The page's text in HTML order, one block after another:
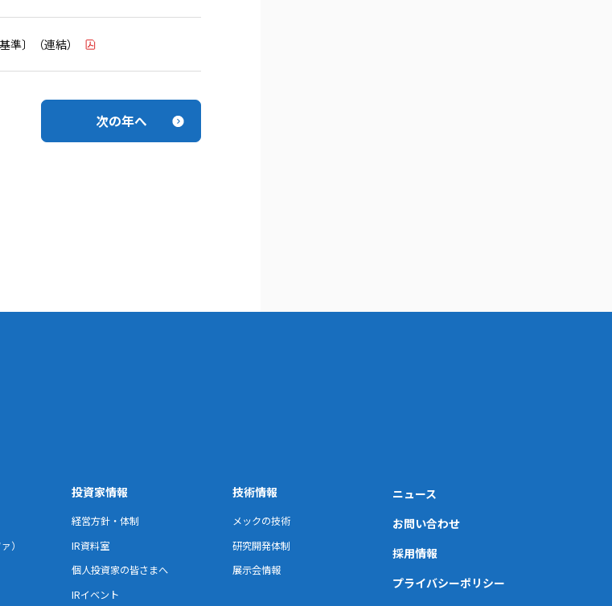
〕（連結）
次の年へ
）
投資家情報
経営方針・体制
IR資料室
個人投資家の皆さまへ
IRイベント
技術情報
メックの技術
研究開発体制
展示会情報
ニュース
お問い合わせ
採用情報
プライバシーポリシー